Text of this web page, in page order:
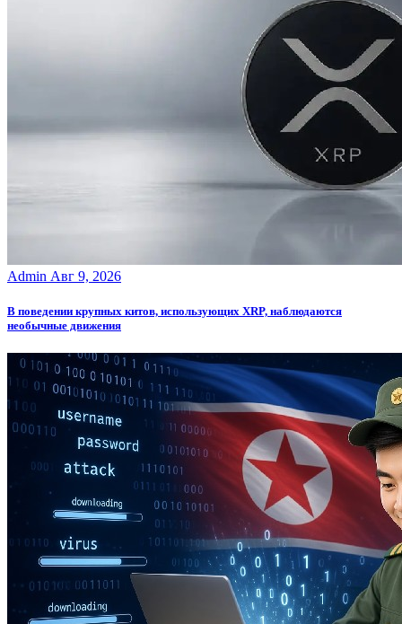
Admin Авг 9, 2026
В поведении крупных китов, использующих XRP, наблюдаются
необычные движения